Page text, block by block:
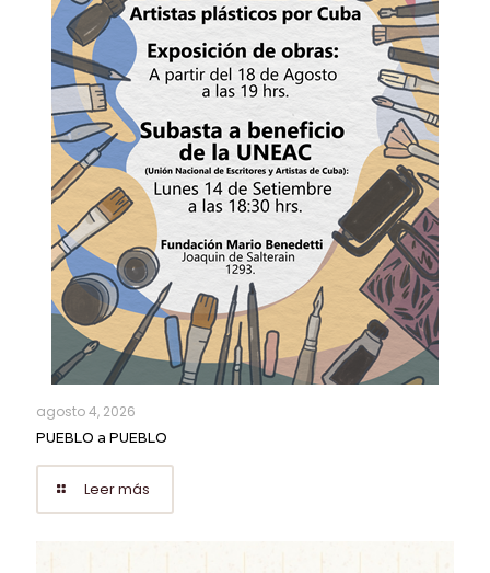
agosto 4, 2026
PUEBLO a PUEBLO
Leer más